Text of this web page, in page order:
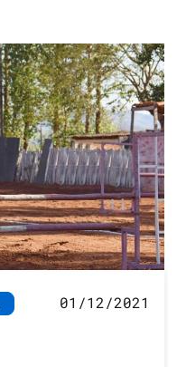
01/12/2021